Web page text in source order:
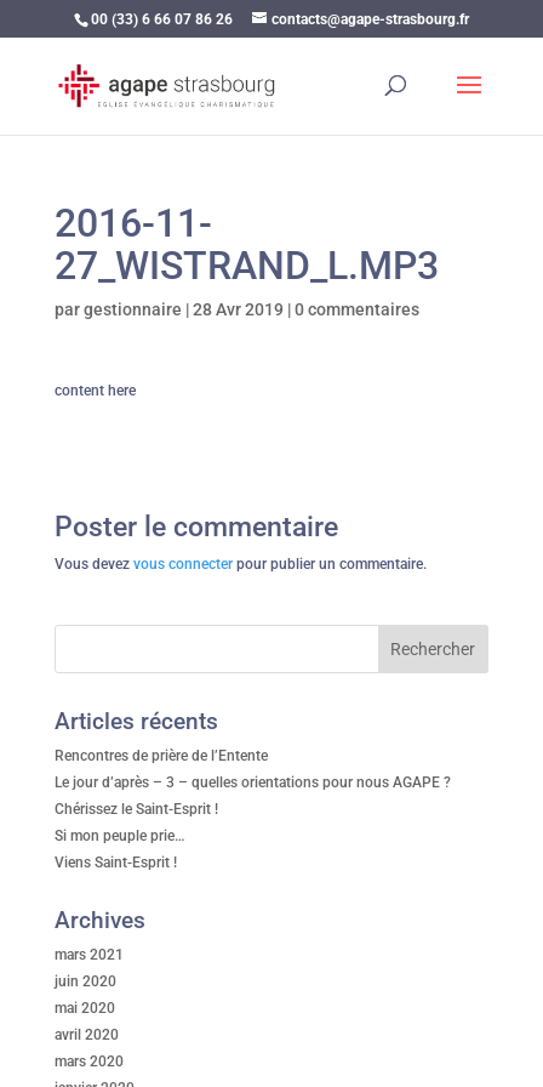
00 (33) 6 66 07 86 26 contacts@agape-strasbourg.fr
2016-11-
27_WISTRAND_L.MP3
pargestionnaire |28 Avr 2019 |0 commentaires
content here
Poster le commentaire
Vous devez vous connecterpour publier un commentaire.
Articles récents
Rencontres de prière de l’Entente
Le jour d’après – 3 – quelles orientations pour nous AGAPE ?
Chérissez le Saint-Esprit !
Si mon peuple prie…
Viens Saint-Esprit !
Archives
mars 2021
juin 2020
mai 2020
avril 2020
mars 2020